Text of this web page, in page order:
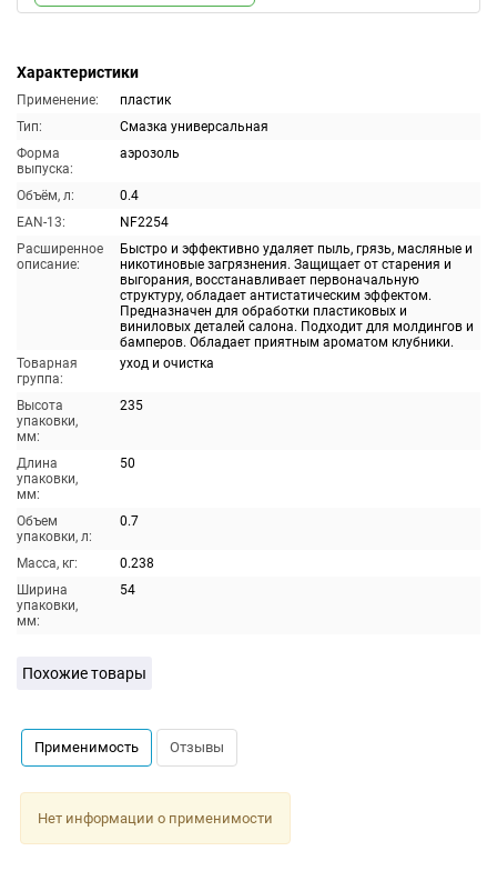
Характеристики
Применение:
пластик
Тип:
Смазка универсальная
Форма
выпуска:
аэрозоль
Объём, л:
0.4
EAN-13:
NF2254
Расширенное
описание:
Быстро и эффективно удаляет пыль, грязь, масляные и
никотиновые загрязнения. Защищает от старения и
выгорания, восстанавливает первоначальную
структуру, обладает антистатическим эффектом.
Предназначен для обработки пластиковых и
виниловых деталей салона. Подходит для молдингов и
бамперов. Обладает приятным ароматом клубники.
Товарная
группа:
уход и очистка
Высота
упаковки,
мм:
235
Длина
упаковки,
мм:
50
Объем
упаковки, л:
0.7
Масса, кг:
0.238
Ширина
упаковки,
мм:
54
Похожие товары
Применимость Отзывы
Нет информации о применимости